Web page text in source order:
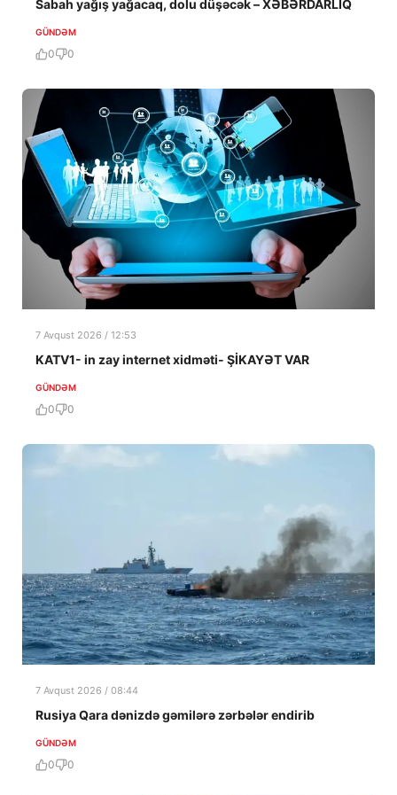
Sabah yağış yağacaq, dolu düşəcək – XƏBƏRDARLIQ
GÜNDƏM
0 0
7 Avqust 2026 / 12:53
KATV1- in zay internet xidməti- ŞİKAYƏT VAR
GÜNDƏM
0 0
7 Avqust 2026 / 08:44
Rusiya Qara dənizdə gəmilərə zərbələr endirib
GÜNDƏM
0 0